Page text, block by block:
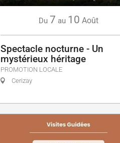
Du 7 au 10 Août
Spectacle nocturne - Un
mystérieux héritage
PROMOTION LOCALE
Cerizay